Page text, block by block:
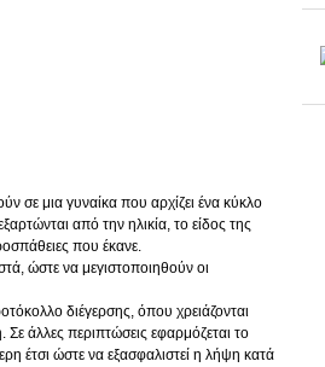
μια γυναίκα που αρχίζει ένα κύκλο
από την ηλικία, το είδος της
που έκανε.
ώστε να μεγιστοποιηθούν οι
διέγερσης, όπου χρειάζονται
άλλες περιπτώσεις εφαρμόζεται το
έτσι ώστε να εξασφαλιστεί η λήψη κατά